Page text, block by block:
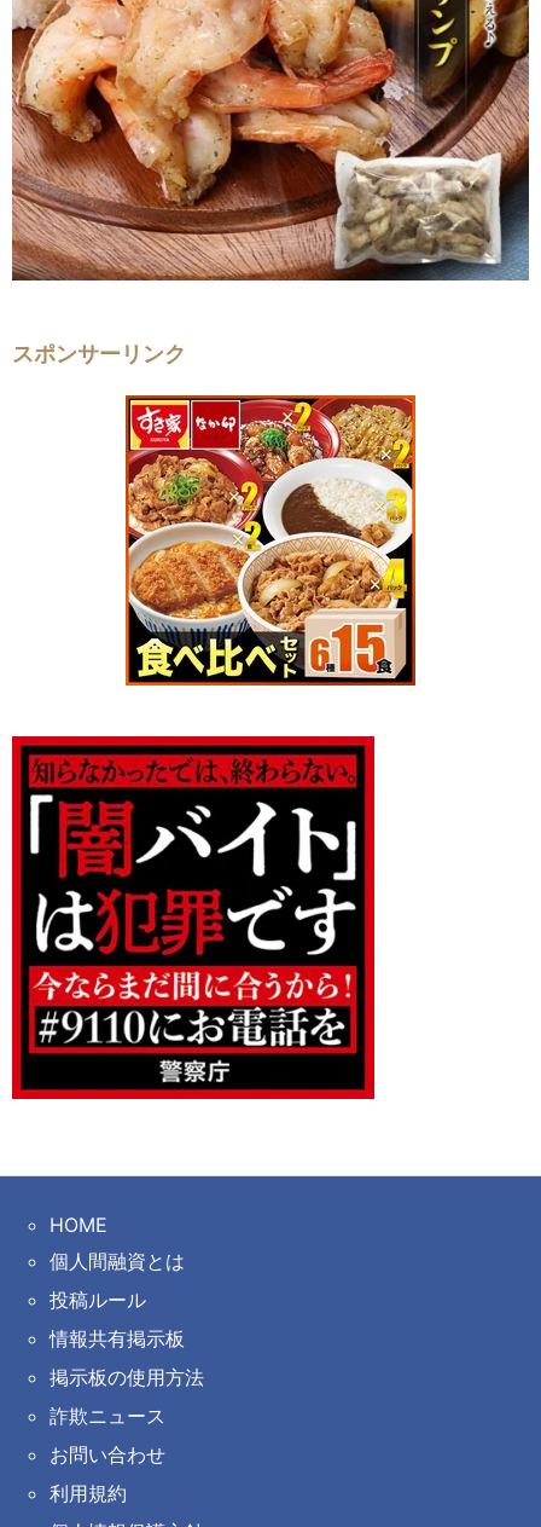
スポンサーリンク
HOME
個人間融資とは
投稿ルール
情報共有掲示板
掲示板の使用方法
詐欺ニュース
お問い合わせ
利用規約